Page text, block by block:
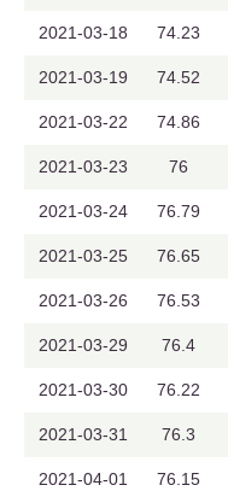
2021-03-18 74.23
2021-03-19 74.52
2021-03-22 74.86
2021-03-23 76
2021-03-24 76.79
2021-03-25 76.65
2021-03-26 76.53
2021-03-29 76.4
2021-03-30 76.22
2021-03-31 76.3
2021-04-01 76.15